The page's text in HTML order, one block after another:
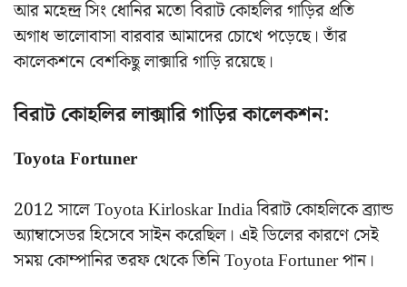
আর মহেন্দ্র সিং ধোনির মতো বিরাট কোহলির গাড়ির প্রতি
অগাধ ভালোবাসা বারবার আমাদের চোখে পড়েছে। তাঁর
কালেকশনে বেশকিছু লাক্সারি গাড়ি রয়েছে।
বিরাট কোহলির লাক্সারি গাড়ির কালেকশন:
Toyota Fortuner
2012 সালে Toyota Kirloskar India বিরাট কোহলিকে ব্র্যান্ড
অ্যাম্বাসেডর হিসেবে সাইন করেছিল। এই ডিলের কারণে সেই
সময় কোম্পানির তরফ থেকে তিনি Toyota Fortuner পান।